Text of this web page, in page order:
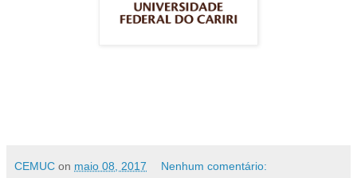
CEMUC on maio 08, 2017 Nenhum comentário: